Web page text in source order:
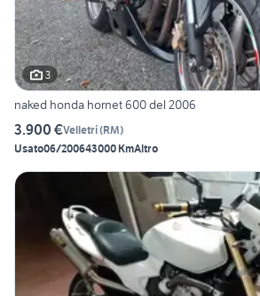
3
naked honda hornet 600 del 2006
3.900 €Velletri(RM)
Usato06/200643000 KmAltro